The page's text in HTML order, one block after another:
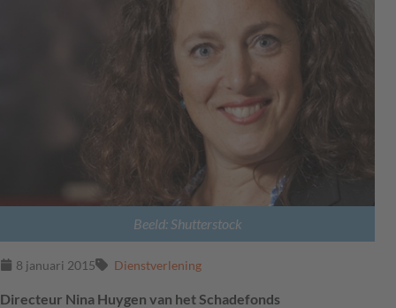
Beeld: Shutterstock
8 januari 2015 Dienstverlening
Directeur Nina Huygen van het Schadefonds